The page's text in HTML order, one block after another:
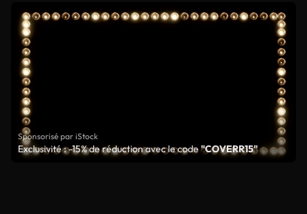
Sponsorisé par iStock
Exclusivité : -15% de réduction avec le code"COVERR15"